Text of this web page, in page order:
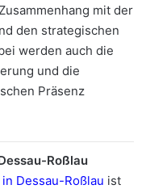
mit der
den strategischen
werden auch die
und die
Präsenz
Roßlau
Dessau-Roßlau ist